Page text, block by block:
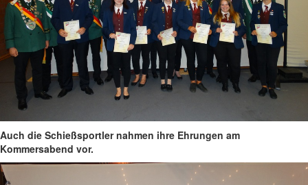
Auch die Schießsportler nahmen ihre Ehrungen am
Kommersabend vor.